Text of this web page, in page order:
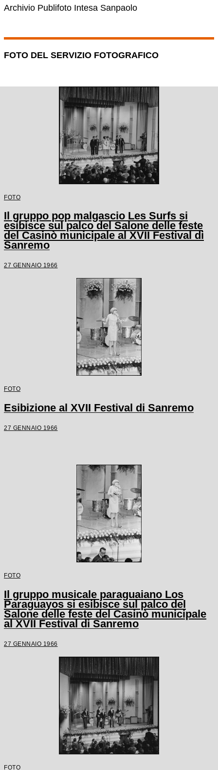
Archivio Publifoto Intesa Sanpaolo
FOTO DEL SERVIZIO FOTOGRAFICO
FOTO
Il gruppo pop malgascio Les Surfs si
esibisce sul palco del Salone delle feste
del Casinò municipale al XVII Festival di
Sanremo
27 GENNAIO 1966
FOTO
Esibizione al XVII Festival di Sanremo
27 GENNAIO 1966
FOTO
Il gruppo musicale paraguaiano Los
Paraguayos si esibisce sul palco del
Salone delle feste del Casinò municipale
al XVII Festival di Sanremo
27 GENNAIO 1966
FOTO